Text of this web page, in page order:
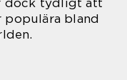
populära bland